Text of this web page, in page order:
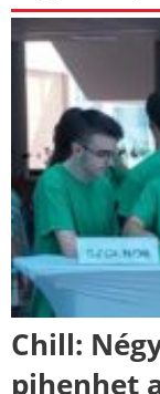
Chill:
pihenhet